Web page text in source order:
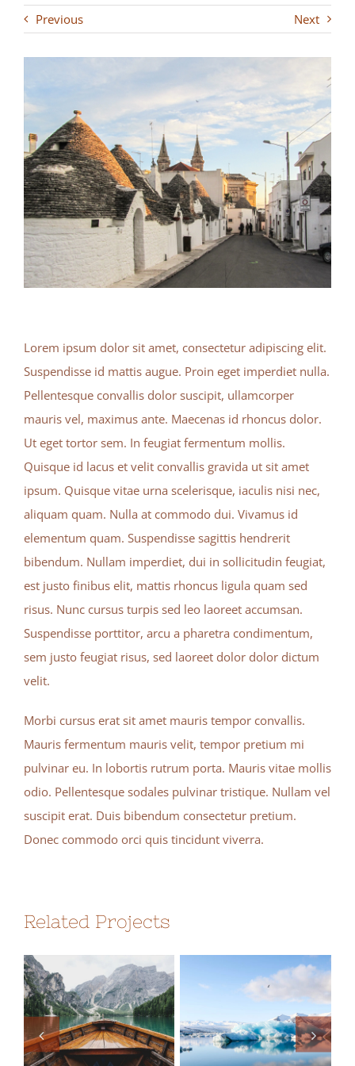
Previous Next
Lorem ipsum dolor sit amet, consectetur adipiscing elit.
Suspendisse id mattis augue. Proin eget imperdiet nulla.
Pellentesque convallis dolor suscipit, ullamcorper
mauris vel, maximus ante. Maecenas id rhoncus dolor.
Ut eget tortor sem. In feugiat fermentum mollis.
Quisque id lacus et velit convallis gravida ut sit amet
ipsum. Quisque vitae urna scelerisque, iaculis nisi nec,
aliquam quam. Nulla at commodo dui. Vivamus id
elementum quam. Suspendisse sagittis hendrerit
bibendum. Nullam imperdiet, dui in sollicitudin feugiat,
est justo finibus elit, mattis rhoncus ligula quam sed
risus. Nunc cursus turpis sed leo laoreet accumsan.
Suspendisse porttitor, arcu a pharetra condimentum,
sem justo feugiat risus, sed laoreet dolor dolor dictum
velit.
Morbi cursus erat sit amet mauris tempor convallis.
Mauris fermentum mauris velit, tempor pretium mi
pulvinar eu. In lobortis rutrum porta. Mauris vitae mollis
odio. Pellentesque sodales pulvinar tristique. Nullam vel
suscipit erat. Duis bibendum consectetur pretium.
Donec commodo orci quis tincidunt viverra.
Related Projects